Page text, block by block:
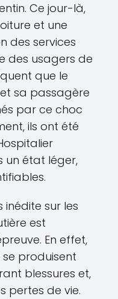
Ce jour-là,
et une
des services
des usagers de
que le
sa passagère
par ce choc
ils ont été
un état léger,
sur les
est
En effet,
produisent
blessures et,
pertes de vie.